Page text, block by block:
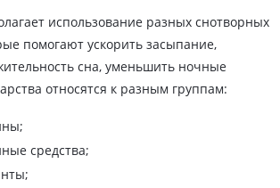
использование разных снотворных
помогают ускорить засыпание,
сна, уменьшить ночные
относятся к разным группам:
средства;